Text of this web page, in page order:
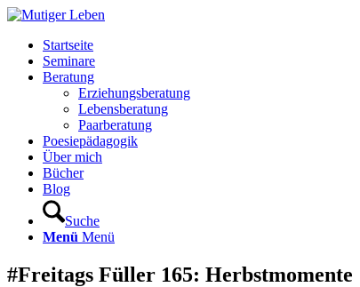
Startseite
Seminare
Beratung
Erziehungsberatung
Lebensberatung
Paarberatung
Poesiepädagogik
Über mich
Bücher
Blog
Suche
Menü Menü
#Freitags Füller 165: Herbstmomente